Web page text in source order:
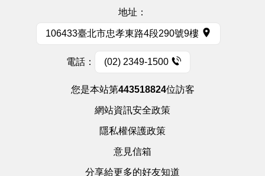
地址：
106433臺北市忠孝東路4段290號9樓
電話： (02) 2349-1500
您是本站第443518824位訪客
網站資訊安全政策
隱私權保護政策
意見信箱
分享給更多的好友知道